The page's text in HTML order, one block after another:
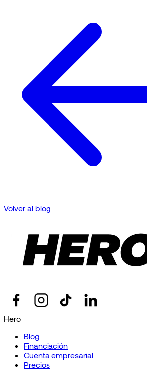
Volver al blog
Hero
Blog
Financiación
Cuenta empresarial
Precios